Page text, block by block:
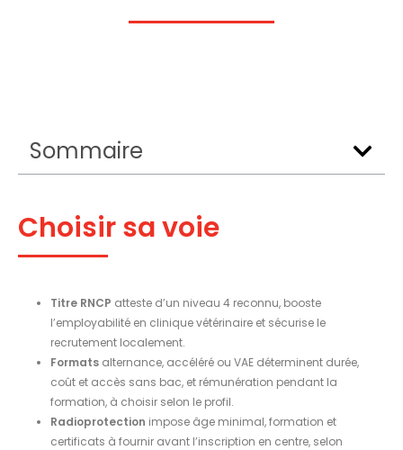
Sommaire
Choisir sa voie
Titre RNCP atteste d’un niveau 4 reconnu, booste
l’employabilité en clinique vétérinaire et sécurise le
recrutement localement.
Formats alternance, accéléré ou VAE déterminent durée,
coût et accès sans bac, et rémunération pendant la
formation, à choisir selon le profil.
Radioprotection impose âge minimal, formation et
certificats à fournir avant l’inscription en centre, selon